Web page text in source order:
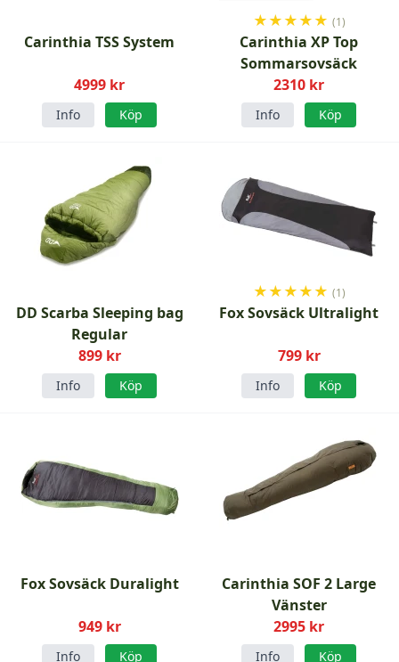
Carinthia TSS System
4999 kr
Info Köp
★★★★★ (1)
Carinthia XP Top
Sommarsovsäck
2310 kr
Info Köp
DD Scarba Sleeping bag
Regular
899 kr
Info Köp
★★★★★ (1)
Fox Sovsäck Ultralight
799 kr
Info Köp
Fox Sovsäck Duralight
949 kr
Info Köp
Carinthia SOF 2 Large
Vänster
2995 kr
Info Köp